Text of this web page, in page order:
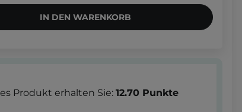
IN DEN WARENKORB
Produkt erhalten Sie: 12.70 Punkte